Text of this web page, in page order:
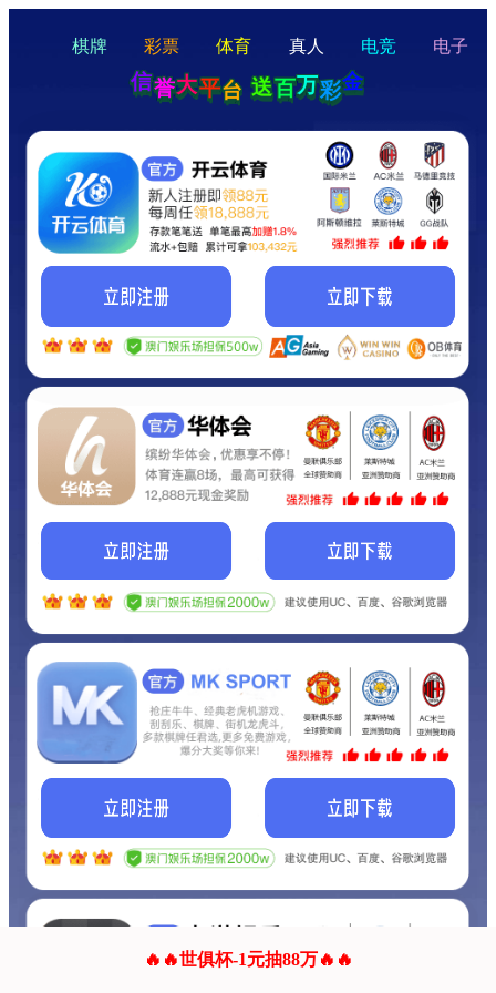
hello
Hey Guys!
我们即将上线啦...
我们的网站正在建设.
它将是非常棒的网站.
联系我们!